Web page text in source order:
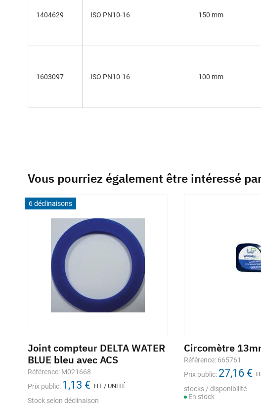
1404629 ISO PN10-16 150 mm
1603097 ISO PN10-16 100 mm
Vous pourriez également être intéressé
6 déclinaisons
Joint compteur DELTA WATER
BLUE bleu avec ACS
Référence: M021668
Prix public: 1,13 € HT / UNITÉ
Stock selon déclinaison
Circomètre
Référence: 665761
Prix public: 27,16 €
stocks / disponibilité
En stock